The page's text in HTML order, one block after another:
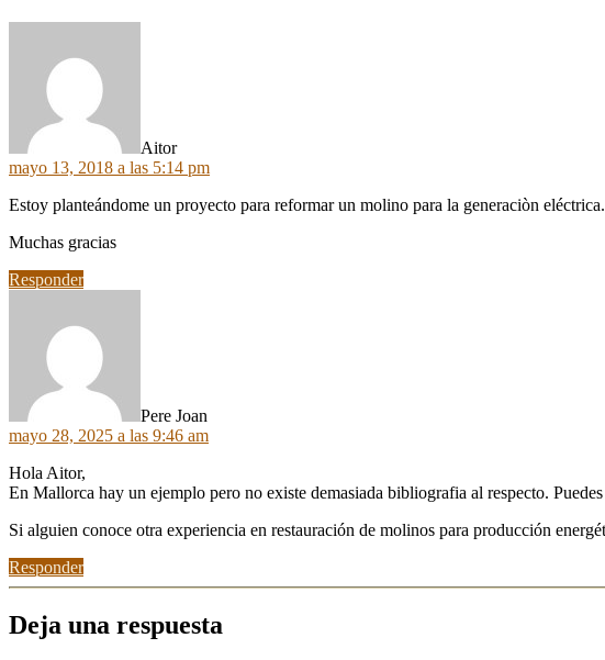
Aitor
mayo 13, 2018 a las 5:14 pm
Estoy planteándome un proyecto para reformar un molino para la generaciòn
Muchas gracias
Responder
Pere Joan
mayo 28, 2025 a las 9:46 am
Hola Aitor,
En Mallorca hay un ejemplo pero no existe demasiada bibliografia al respecto.
Si alguien conoce otra experiencia en restauración de molinos para producción
Responder
Deja una respuesta